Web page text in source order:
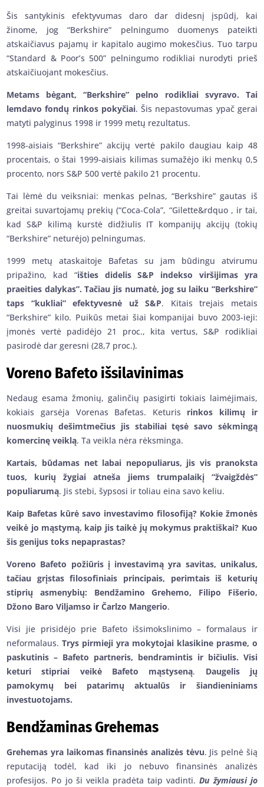
Šis santykinis efektyvumas daro dar didesnį įspūdį, kai
žinome, jog “Berkshire” pelningumo duomenys pateikti
atskaičiavus pajamų ir kapitalo augimo mokesčius. Tuo tarpu
“Standard & Poor’s 500” pelningumo rodikliai nurodyti prieš
atskaičiuojant mokesčius.
Metams bėgant, “Berkshire” pelno rodikliai svyravo. Tai
lemdavo fondų rinkos pokyčiai. Šis nepastovumas ypač gerai
matyti palyginus 1998 ir 1999 metų rezultatus.
1998-aisiais “Berkshire” akcijų vertė pakilo daugiau kaip 48
procentais, o štai 1999-aisiais kilimas sumažėjo iki menkų 0,5
procento, nors S&P 500 vertė pakilo 21 procentu.
Tai lėmė du veiksniai: menkas pelnas, “Berkshire” gautas iš
greitai suvartojamų prekių (“Coca-Cola”, “Gilette&rdquo , ir tai,
kad S&P kilimą kurstė didžiulis IT kompanijų akcijų (tokių
“Berkshire” neturėjo) pelningumas.
1999 metų ataskaitoje Bafetas su jam būdingu atvirumu
pripažino, kad “išties didelis S&P indekso viršijimas yra
praeities dalykas”. Tačiau jis numatė, jog su laiku “Berkshire”
taps “kukliai” efektyvesnė už S&P. Kitais trejais metais
“Berkshire” kilo. Puikūs metai šiai kompanijai buvo 2003-ieji:
įmonės vertė padidėjo 21 proc., kita vertus, S&P rodikliai
pasirodė dar geresni (28,7 proc.).
Voreno Bafeto išsilavinimas
Nedaug esama žmonių, galinčių pasigirti tokiais laimėjimais,
kokiais garsėja Vorenas Bafetas. Keturis rinkos kilimų ir
nuosmukių dešimtmečius jis stabiliai tęsė savo sėkmingą
komercinę veiklą. Ta veikla nėra rėksminga.
Kartais, būdamas net labai nepopuliarus, jis vis pranoksta
tuos, kurių žygiai atneša jiems trumpalaikį “žvaigždės”
populiarumą. Jis stebi, šypsosi ir toliau eina savo keliu.
Kaip Bafetas kūrė savo investavimo filosofiją? Kokie žmonės
veikė jo mąstymą, kaip jis taikė jų mokymus praktiškai? Kuo
šis genijus toks nepaprastas?
Voreno Bafeto požiūris į investavimą yra savitas, unikalus,
tačiau grįstas filosofiniais principais, perimtais iš keturių
stiprių asmenybių: Bendžamino Grehemo, Filipo Fišerio,
Džono Baro Viljamso ir Čarlzo Mangerio.
Visi jie prisidėjo prie Bafeto išsimokslinimo – formalaus ir
neformalaus.Trys pirmieji yra mokytojai klasikine prasme, o
paskutinis – Bafeto partneris, bendramintis ir bičiulis. Visi
keturi stipriai veikė Bafeto mąstyseną. Daugelis jų
pamokymų bei patarimų aktualūs ir šiandieniniams
investuotojams.
Bendžaminas Grehemas
Grehemas yra laikomas finansinės analizės tėvu. Jis pelnė šią
reputaciją todėl, kad iki jo nebuvo finansinės analizės
profesijos. Po jo ši veikla pradėta taip vadinti.Du žymiausi jo